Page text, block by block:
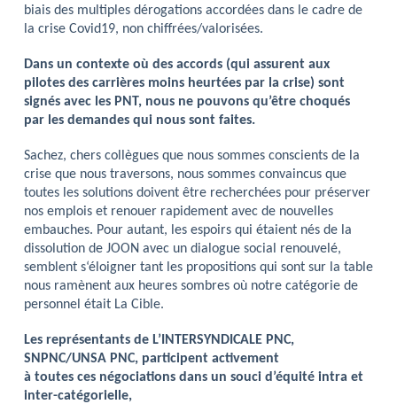
biais des multiples dérogations accordées dans le cadre de
la crise Covid19, non chiffrées/valorisées.
Dans un contexte où des accords (qui assurent aux
pilotes des carrières moins heurtées par la crise) sont
signés avec les PNT, nous ne pouvons qu’être choqués
par les demandes qui nous sont faites.
Sachez, chers collègues que nous sommes conscients de la
crise que nous traversons, nous sommes convaincus que
toutes les solutions doivent être recherchées pour préserver
nos emplois et renouer rapidement avec de nouvelles
embauches. Pour autant, les espoirs qui étaient nés de la
dissolution de JOON avec un dialogue social renouvelé,
semblent s‘éloigner tant les propositions qui sont sur la table
nous ramènent aux heures sombres où notre catégorie de
personnel était La Cible.
Les représentants de L’INTERSYNDICALE PNC,
SNPNC/UNSA PNC, participent activement
à toutes ces négociations dans un souci d’équité intra et
inter-catégorielle,